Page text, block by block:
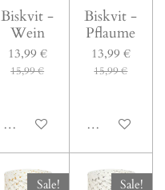
Biskvit -
Wein
13,99 €
15,99 €
In den Warenkorb
Biskvit -
Pflaume
13,99 €
15,99 €
In den
Sale! Sale!